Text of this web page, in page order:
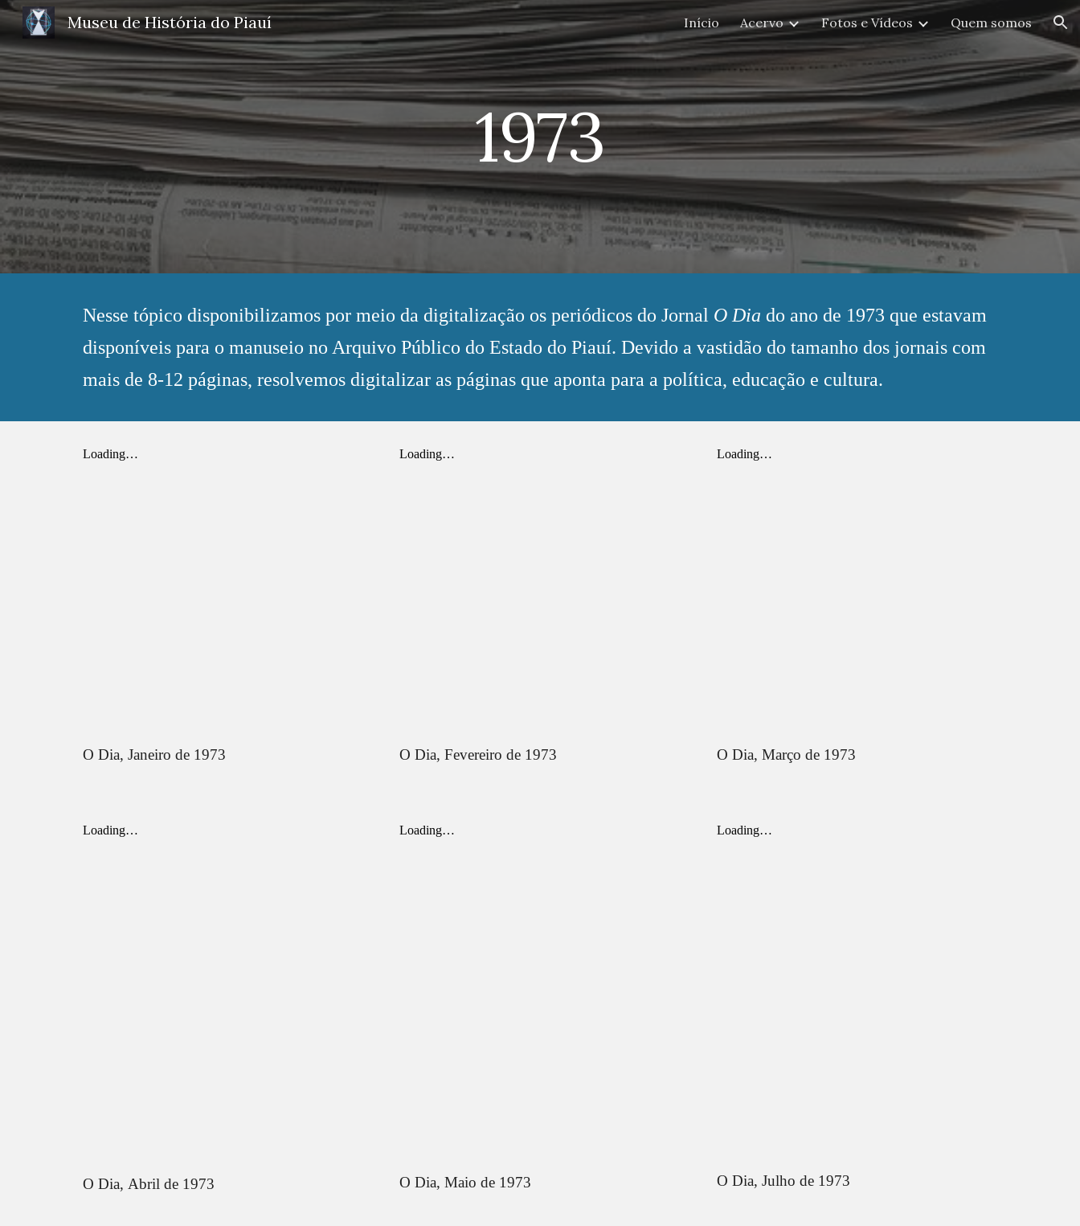
Skip to main content Skip to navigation
Museu de História do Piauí Início Acervo Fotos e Vídeos Quem somos
1973
Nesse tópico disponibilizamos por meio da digitalização os periódicos do Jornal O Dia do ano de 1973 que estavam
disponíveis para o manuseio no Arquivo Público do Estado do Piauí. Devido a vastidão do tamanho dos jornais com
mais de 8-12 páginas, resolvemos digitalizar as páginas que aponta para a política, educação e cultura.
O Dia, Janeiro de 1973 O Dia,Fevereiro de 1973 O Dia,Março de 1973
O Dia, Abril de 1973 O Dia,Maio de 1973 O Dia, Julho de 1973